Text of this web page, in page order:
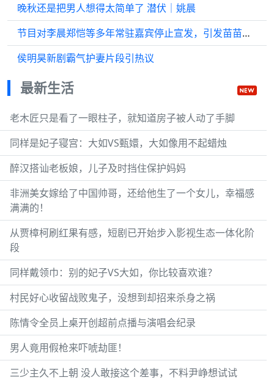
晚秋还是把男人想得太简单了 潜伏｜姚晨
节目对李晨郑恺等多年常驻嘉宾停止宣发，引发苗苗不舒服？
侯明昊新剧霸气护妻片段引热议
最新生活
老木匠只是看了一眼柱子，就知道房子被人动了手脚
同样是妃子寝宫：大如VS甄嬛，大如像用不起蜡烛
醉汉搭讪老板娘，儿子及时挡住保护妈妈
非洲美女嫁给了中国帅哥，还给他生了一个女儿，幸福感
满满的！
从贾樟柯刷红果有感，短剧已开始步入影视生态一体化阶
段
同样戴领巾：别的妃子VS大如，你比较喜欢谁？
村民好心收留战败鬼子，没想到却招来杀身之祸
陈情令全员上桌开创超前点播与演唱会纪录
男人竟用假枪来吓唬劫匪！
三少主久不上朝 没人敢接这个差事，不料尹峥想试试